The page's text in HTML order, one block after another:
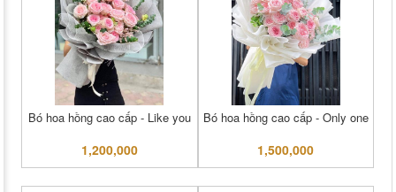
Bó hoa hồng cao cấp - Like you
1,200,000
Bó hoa hồng cao cấp - Only one
1,500,000